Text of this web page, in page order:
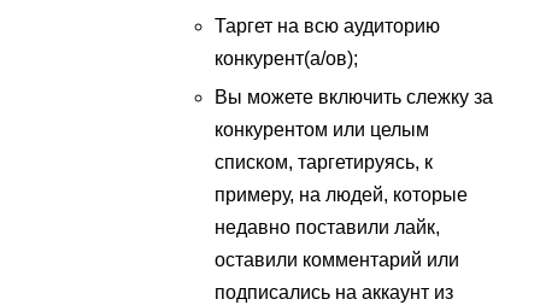
Таргет на всю аудиторию
конкурент(а/ов);
Вы можете включить слежку за
конкурентом или целым
списком, таргетируясь, к
примеру, на людей, которые
недавно поставили лайк,
оставили комментарий или
подписались на аккаунт из